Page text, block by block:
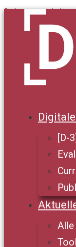
Springe zum Inhalt
[D-